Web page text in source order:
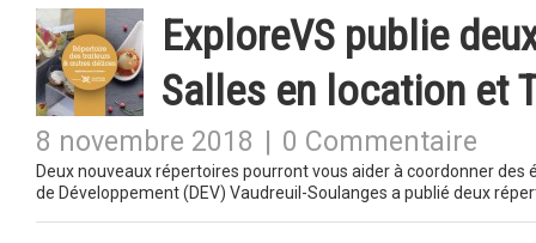
ExploreVS publie
Salles en location et
8 novembre 2018 0 Commentaire
Deux nouveaux répertoires pourront vous aider à coordonner des
de Développement (DEV) Vaudreuil-Soulanges a publié deux